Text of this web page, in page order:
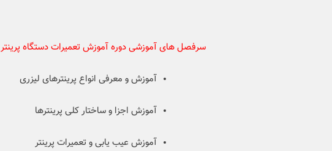
سرفصل های آموزشی دوره آموزش تعمیرات دستگاه پرینتر
آموزش و معرفی انواع پرینترهای لیزری
آموزش اجزا و ساختار کلی پرینترها
آموزش عیب یابی و تعمیرات پرینتر